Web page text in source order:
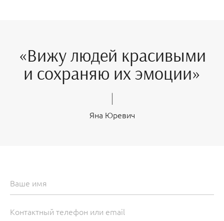
«Вижу людей красивыми
и сохраняю их эмоции»
|
Яна Юревич